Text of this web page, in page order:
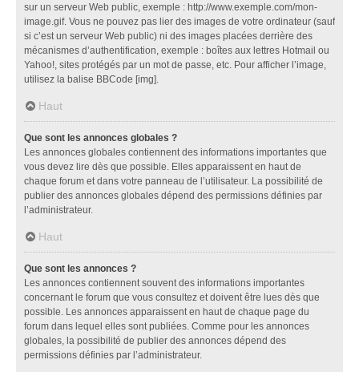
sur un serveur Web public, exemple : http://www.exemple.com/mon-
image.gif. Vous ne pouvez pas lier des images de votre ordinateur (sauf
si c’est un serveur Web public) ni des images placées derrière des
mécanismes d’authentification, exemple : boîtes aux lettres Hotmail ou
Yahoo!, sites protégés par un mot de passe, etc. Pour afficher l’image,
utilisez la balise BBCode [img].
Haut
Que sont les annonces globales ?
Les annonces globales contiennent des informations importantes que
vous devez lire dès que possible. Elles apparaissent en haut de
chaque forum et dans votre panneau de l’utilisateur. La possibilité de
publier des annonces globales dépend des permissions définies par
l’administrateur.
Haut
Que sont les annonces ?
Les annonces contiennent souvent des informations importantes
concernant le forum que vous consultez et doivent être lues dès que
possible. Les annonces apparaissent en haut de chaque page du
forum dans lequel elles sont publiées. Comme pour les annonces
globales, la possibilité de publier des annonces dépend des
permissions définies par l’administrateur.